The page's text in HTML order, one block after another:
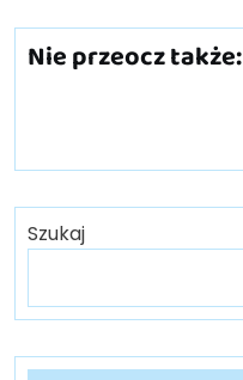
Nie przeocz także:
Szukaj